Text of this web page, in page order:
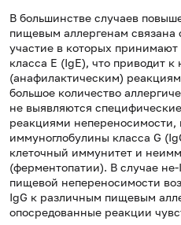
В большинстве случаев
пищевым аллергенам
участие в которых
класса Е (IgE), что приводит
(анафилактическим)
большое количество
не выявляются
реакциями непереносимости,
иммуноглобулины класса G
клеточный иммунитет и
(ферментопатии). В случае
пищевой непереносимости
IgG к различным пищевым
опосредованные реакции